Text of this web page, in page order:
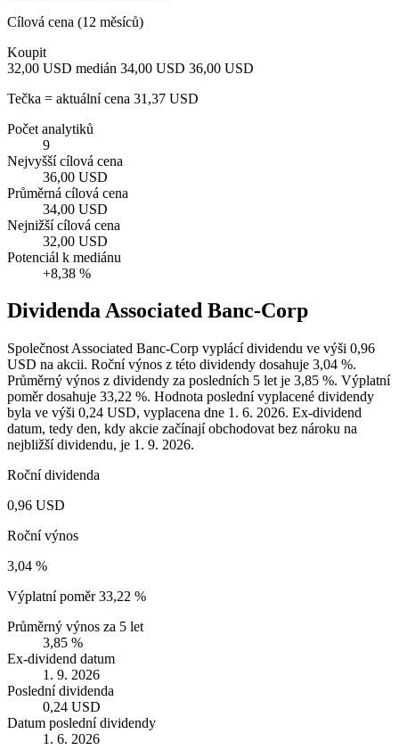
Cílová cena (12 měsíců)
Koupit
32,00 USD medián 34,00 USD 36,00 USD
Tečka = aktuální cena 31,37 USD
Počet analytiků
9
Nejvyšší cílová cena
36,00 USD
Průměrná cílová cena
34,00 USD
Nejnižší cílová cena
32,00 USD
Potenciál k mediánu
+8,38 %
Dividenda Associated Banc-Corp
Společnost Associated Banc-Corp vyplácí dividendu ve výši 0,96
USD na akcii. Roční výnos z této dividendy dosahuje 3,04 %.
Průměrný výnos z dividendy za posledních 5 let je 3,85 %. Výplatní
poměr dosahuje 33,22 %. Hodnota poslední vyplacené dividendy
byla ve výši 0,24 USD, vyplacena dne 1. 6. 2026. Ex-dividend
datum, tedy den, kdy akcie začínají obchodovat bez nároku na
nejbližší dividendu, je 1. 9. 2026.
Roční dividenda
0,96 USD
Roční výnos
3,04 %
Výplatní poměr 33,22 %
Průměrný výnos za 5 let
3,85 %
Ex-dividend datum
1. 9. 2026
Poslední dividenda
0,24 USD
Datum poslední dividendy
1. 6. 2026